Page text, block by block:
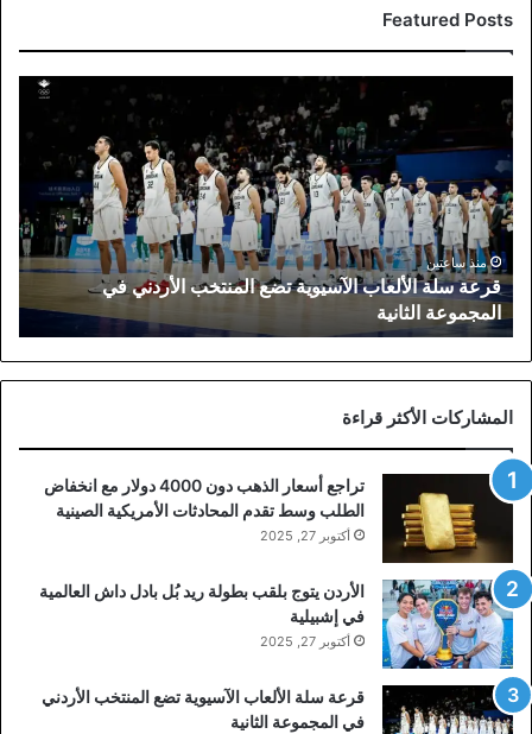
Featured Posts
سلة
الألعاب
الآسيوية
تضع
المنتخب
الأردني
في
المجموعة
الثانية
منذ ساعتين
قرعة سلة الألعاب الآسيوية تضع المنتخب الأردني في
المجموعة الثانية
المشاركات الأكثر قراءة
تراجع أسعار الذهب دون 4000 دولار مع انخفاض
الطلب وسط تقدم المحادثات الأمريكية الصينية
أكتوبر 27, 2025
الأردن يتوج بلقب بطولة ريد بُل بادل داش العالمية
في إشبيلية
أكتوبر 27, 2025
قرعة سلة الألعاب الآسيوية تضع المنتخب الأردني
في المجموعة الثانية